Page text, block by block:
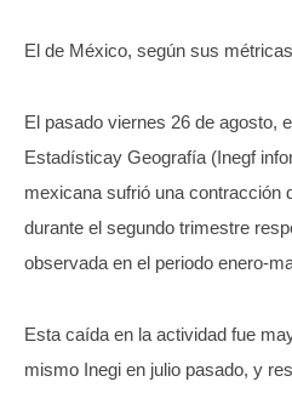
El de México, según sus
El pasado viernes 26 de agosto,
Estadísticay Geografía (Inegf
mexicana sufrió una contracción
durante el segundo trimestre
observada en el periodo enero-
Esta caída en la actividad fue
mismo Inegi en julio pasado, y